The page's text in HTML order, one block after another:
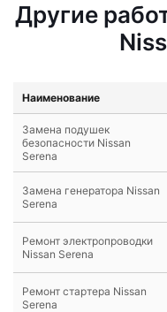
Другие
Наименование
Замена подушек
безопасности Nissan
Serena
Замена генератора Nissan
Serena
Ремонт электропроводки
Nissan Serena
Ремонт стартера Nissan
Serena